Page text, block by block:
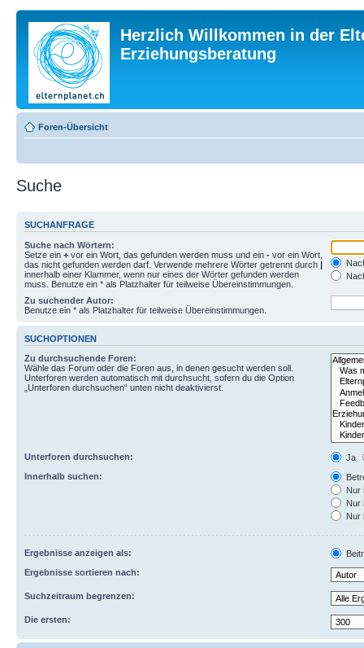
Herzlich Willkommen in der
Erziehungsberatung
Foren-Übersicht
Suche
SUCHANFRAGE
Suche nach Wörtern:
Setze ein + vor ein Wort, das gefunden werden muss und ein - vor ein Wort,
das nicht gefunden werden darf. Verwende mehrere Wörter getrennt durch |
innerhalb einer Klammer, wenn nur eines der Wörter gefunden werden
muss. Benutze ein * als Platzhalter für teilweise Übereinstimmungen.
Zu suchender Autor:
Benutze ein * als Platzhalter für teilweise Übereinstimmungen.
SUCHOPTIONEN
Zu durchsuchende Foren:
Wähle das Forum oder die Foren aus, in denen gesucht werden soll.
Unterforen werden automatisch mit durchsucht, sofern du die Option
„Unterforen durchsuchen“ unten nicht deaktivierst.
Unterforen durchsuchen:
Ja
Innerhalb suchen:
Nur
Nur
Nur
Ergebnisse anzeigen als:
Ergebnisse sortieren nach:
Suchzeitraum begrenzen:
Die ersten: